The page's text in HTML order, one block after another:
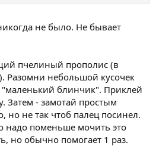
не было. Не бывает
пчелиный прополис (в
Разомни небольшой кусочек
"маленький блинчик". Приклей
Затем - замотай простым
но не так чтоб палец посинел.
надо поменьше мочить это
но обычно помогает 1 раз.